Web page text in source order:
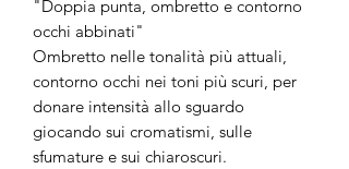
"Doppia punta, ombretto e contorno
occhi abbinati"
Ombretto nelle tonalità più attuali,
contorno occhi nei toni più scuri, per
donare intensità allo sguardo
giocando sui cromatismi, sulle
sfumature e sui chiaroscuri.